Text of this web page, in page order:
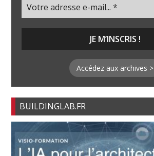
Accédez aux archives >
BUILDINGLAB.FR